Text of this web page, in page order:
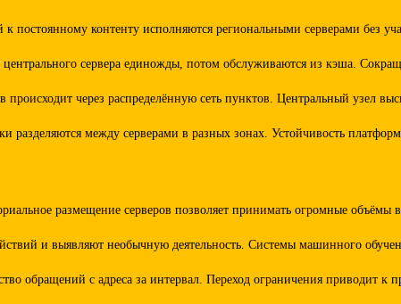
контенту исполняются региональными серверами без
сервера единожды, потом обслуживаются из кэша.
через распределённую сеть пунктов. Центральный узел
между серверами в разных зонах. Устойчивость
размещение серверов позволяет принимать огромные
и выявляют необычную деятельность. Системы машинного
обращений с адреса за интервал. Переход ограничения приводит к